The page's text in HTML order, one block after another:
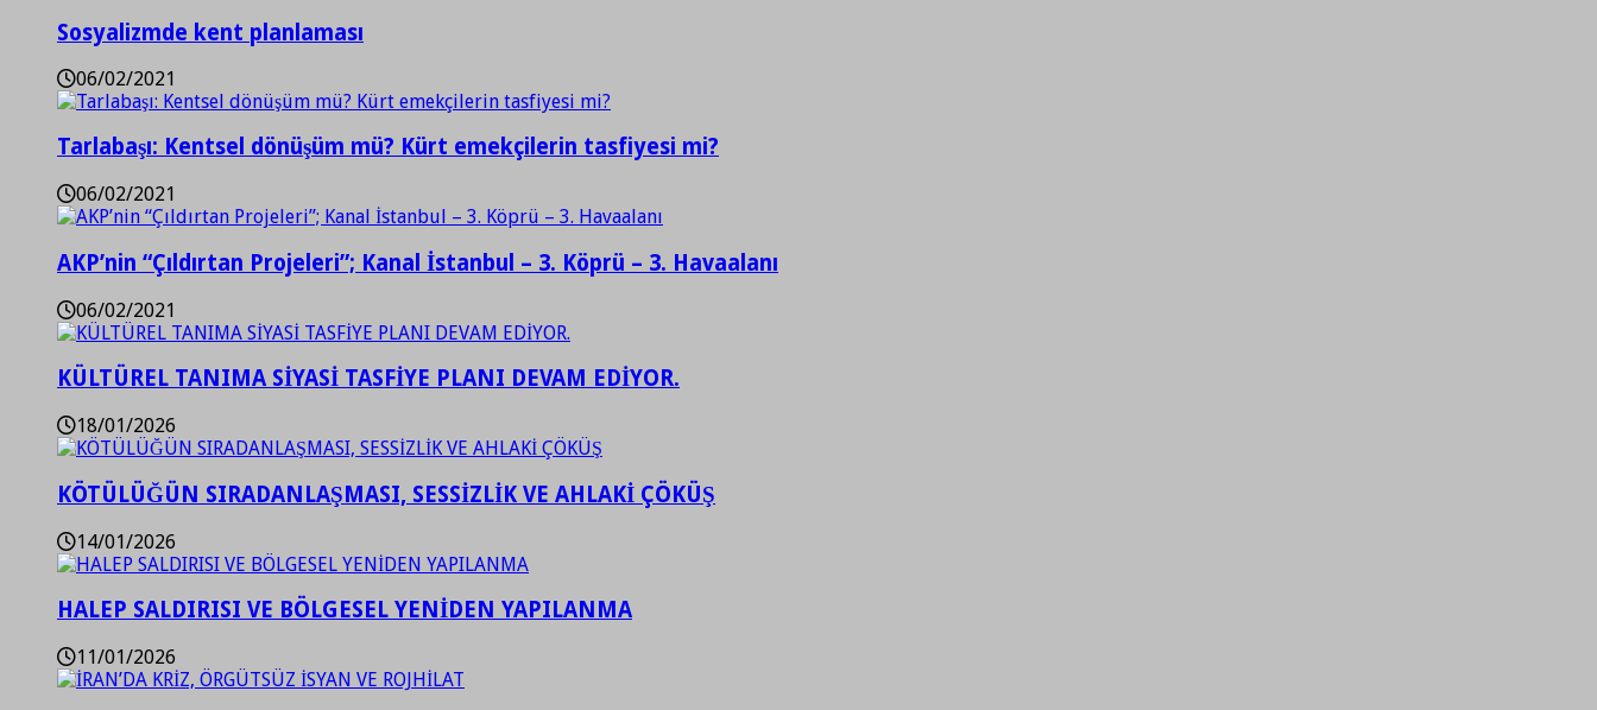
Sosyalizmde kent planlaması
06/02/2021
Tarlabaşı: Kentsel dönüşüm mü? Kürt emekçilerin tasfiyesi mi?
06/02/2021
AKP’nin “Çıldırtan Projeleri”; Kanal İstanbul – 3. Köprü – 3. Havaalanı
06/02/2021
KÜLTÜREL TANIMA SİYASİ TASFİYE PLANI DEVAM EDİYOR.
18/01/2026
KÖTÜLÜĞÜN SIRADANLAŞMASI, SESSİZLİK VE AHLAKİ ÇÖKÜŞ
14/01/2026
HALEP SALDIRISI VE BÖLGESEL YENİDEN YAPILANMA
11/01/2026